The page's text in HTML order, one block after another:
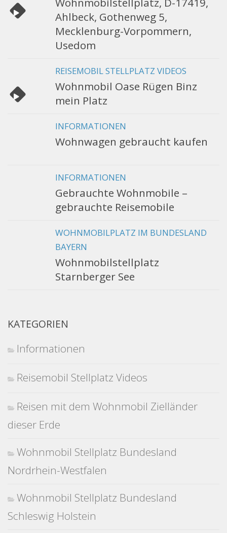
Ahlbeck, Gothenweg 5,
Mecklenburg-Vorpommern,
Usedom
REISEMOBIL STELLPLATZ VIDEOS
Wohnmobil Oase Rügen Binz
mein Platz
INFORMATIONEN
Wohnwagen gebraucht kaufen
INFORMATIONEN
Gebrauchte Wohnmobile –
gebrauchte Reisemobile
WOHNMOBILPLATZ IM BUNDESLAND
BAYERN
Wohnmobilstellplatz
Starnberger See
KATEGORIEN
Informationen
Reisemobil Stellplatz Videos
Reisen mit dem Wohnmobil Zielländer
dieser Erde
Wohnmobil Stellplatz Bundesland
Nordrhein-Westfalen
Wohnmobil Stellplatz Bundesland
Schleswig Holstein